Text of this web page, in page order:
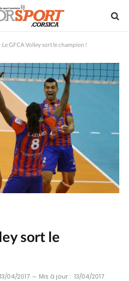
Le GFCA Volley sort le champion !
sort le
13/04/2017 Mis à jour : 13/04/2017